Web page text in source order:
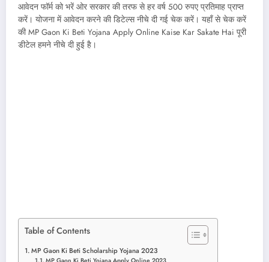
आवेदन फॉर्म को भरें ओर सरकार की तरफ से हर वर्ष 500 रुपए प्रतिमाह प्राप्त
करें। योजना में आवेदन करने की डिटेल्स नीचे दी गई चेक करें। यहाँ से चेक करें
की MP Gaon Ki Beti Yojana Apply Online Kaise Kar Sakate Hai पूरी
डीटेल हमने नीचे दी हुई है।
Table of Contents
MP Gaon Ki Beti Scholarship Yojana 2023